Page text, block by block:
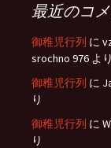
最近のコ
御稚児行列 に
srochno 976 より
御稚児行列 に
り
御稚児行列 に
り